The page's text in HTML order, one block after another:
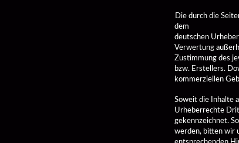
Die durch die
dem
deutschen
Verwertung
Zustimmung des
bzw. Erstellers.
kommerziellen
Soweit die Inhalte
Urheberrechte
gekennzeichnet.
werden, bitten wir